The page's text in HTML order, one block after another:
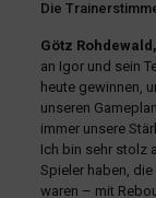
Die
Götz
an Igor und sein
heute gewinnen,
unseren
immer unsere
Ich bin sehr stolz
Spieler haben,
waren – mit